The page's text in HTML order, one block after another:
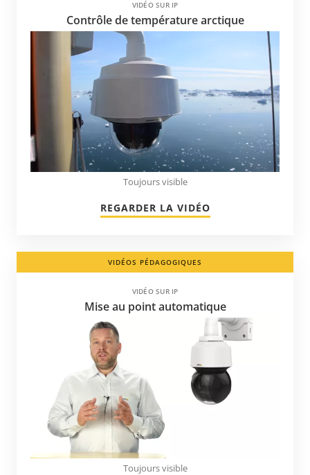
Lettonie
Liechtenstein
Lituanie
Monténégro
Namibie
Nicaragua
Nigeria
Norvège
Nouvelle-Zélande
VIDÉO SUR IP
Contrôle de température arctique
Toujours visible
REGARDER LA VIDÉO
VIDÉOS PÉDAGOGIQUES
VIDÉO SUR IP
Mise au point automatique
Toujours visible